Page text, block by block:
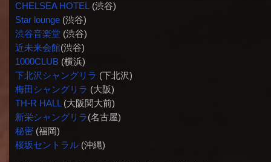
CHELSEA HOTEL (渋谷)
Star lounge(渋谷)
渋谷音楽堂(渋谷)
近未来会館(渋谷)
1000CLUB(横浜)
下北沢シャングリラ (下北沢)
梅田シャングリラ (大阪)
TH-R HALL(大阪関大前)
新栄シャングリラ(名古屋)
秘密(福岡)
桜坂セントラル(沖縄)